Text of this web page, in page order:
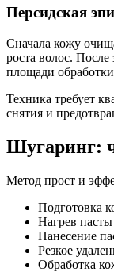
Персидская
Сначала кожу
роста волос.
площади
Техника требует
снятия и
Шугаринг:
Метод прост и
Подготовка
Нагрев
Нанесение
Резкое
Обработка